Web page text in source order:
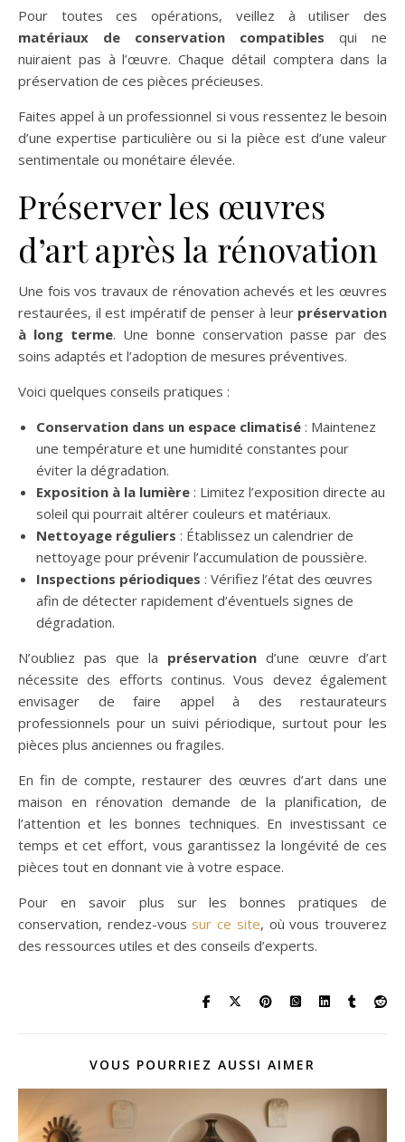
Pour toutes ces opérations, veillez à utiliser des
matériaux de conservation compatibles qui ne
nuiraient pas à l’œuvre. Chaque détail comptera dans la
préservation de ces pièces précieuses.
Faites appel à un professionnel si vous ressentez le besoin
d’une expertise particulière ou si la pièce est d’une valeur
sentimentale ou monétaire élevée.
Préserver les œuvres
d’art après la rénovation
Une fois vos travaux de rénovation achevés et les œuvres
restaurées, il est impératif de penser à leur préservation
à long terme. Une bonne conservation passe par des
soins adaptés et l’adoption de mesures préventives.
Voici quelques conseils pratiques :
Conservation dans un espace climatisé : Maintenez
une température et une humidité constantes pour
éviter la dégradation.
Exposition à la lumière : Limitez l’exposition directe au
soleil qui pourrait altérer couleurs et matériaux.
Nettoyage réguliers : Établissez un calendrier de
nettoyage pour prévenir l’accumulation de poussière.
Inspections périodiques : Vérifiez l’état des œuvres
afin de détecter rapidement d’éventuels signes de
dégradation.
N’oubliez pas que la préservation d’une œuvre d’art
nécessite des efforts continus. Vous devez également
envisager de faire appel à des restaurateurs
professionnels pour un suivi périodique, surtout pour les
pièces plus anciennes ou fragiles.
En fin de compte, restaurer des œuvres d’art dans une
maison en rénovation demande de la planification, de
l’attention et les bonnes techniques. En investissant ce
temps et cet effort, vous garantissez la longévité de ces
pièces tout en donnant vie à votre espace.
Pour en savoir plus sur les bonnes pratiques de
conservation, rendez-vous sur ce site, où vous trouverez
des ressources utiles et des conseils d’experts.
VOUS POURRIEZ AUSSI AIMER